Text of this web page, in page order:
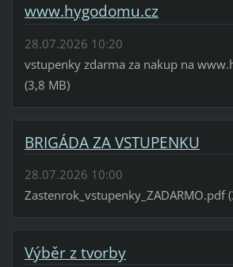
www.hygodomu.cz
28.07.2026 10:20
vstupenky zdarma za nakup na
(3,8 MB)
BRIGÁDA ZA VSTUPENKU
28.07.2026 10:00
Zastenrok_vstupenky_ZADARMO.pdf
Výběr z tvorby